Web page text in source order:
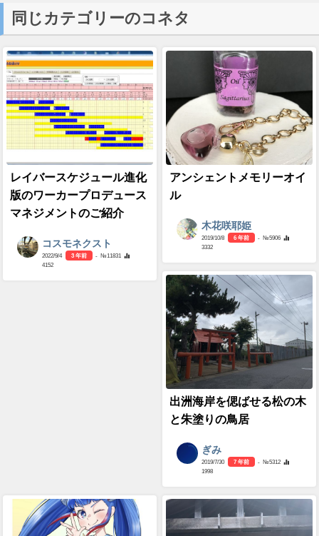
同じカテゴリーのコネタ
レイバースケジュール進化
版のワーカープロデュース
マネジメントのご紹介
コスモネクスト
2022/9/4 3 年前
- №11831
4152
アンシェントメモリーオイ
ル
木花咲耶姫
2019/10/8 6 年前
- №5906
3332
出洲海岸を偲ばせる松の木
と朱塗りの鳥居
ぎみ
2019/7/30 7 年前
- №5312
1998